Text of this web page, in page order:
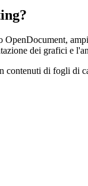
dei grafici e
contenuti di fogli di